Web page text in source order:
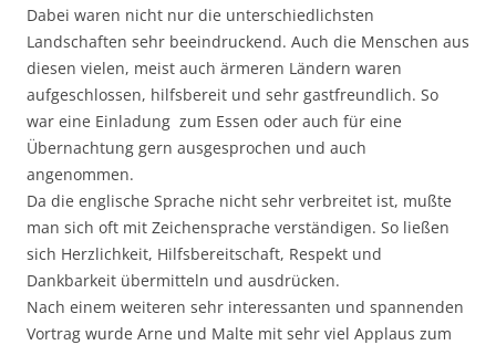
Dabei waren nicht nur die unterschiedlichsten
Landschaften sehr beeindruckend. Auch die Menschen aus
diesen vielen, meist auch ärmeren Ländern waren
aufgeschlossen, hilfsbereit und sehr gastfreundlich. So
war eine Einladung zum Essen oder auch für eine
Übernachtung gern ausgesprochen und auch
angenommen.
Da die englische Sprache nicht sehr verbreitet ist, mußte
man sich oft mit Zeichensprache verständigen. So ließen
sich Herzlichkeit, Hilfsbereitschaft, Respekt und
Dankbarkeit übermitteln und ausdrücken.
Nach einem weiteren sehr interessanten und spannenden
Vortrag wurde Arne und Malte mit sehr viel Applaus zum